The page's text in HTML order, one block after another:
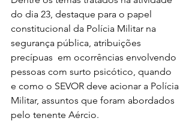
do dia 23, destaque para o papel
constitucional da Polícia Militar na
segurança pública, atribuições
precípuas  em ocorrências envolvendo
pessoas com surto psicótico, quando
e como o SEVOR deve acionar a Polícia
Militar, assuntos que foram abordados
pelo tenente Aércio.